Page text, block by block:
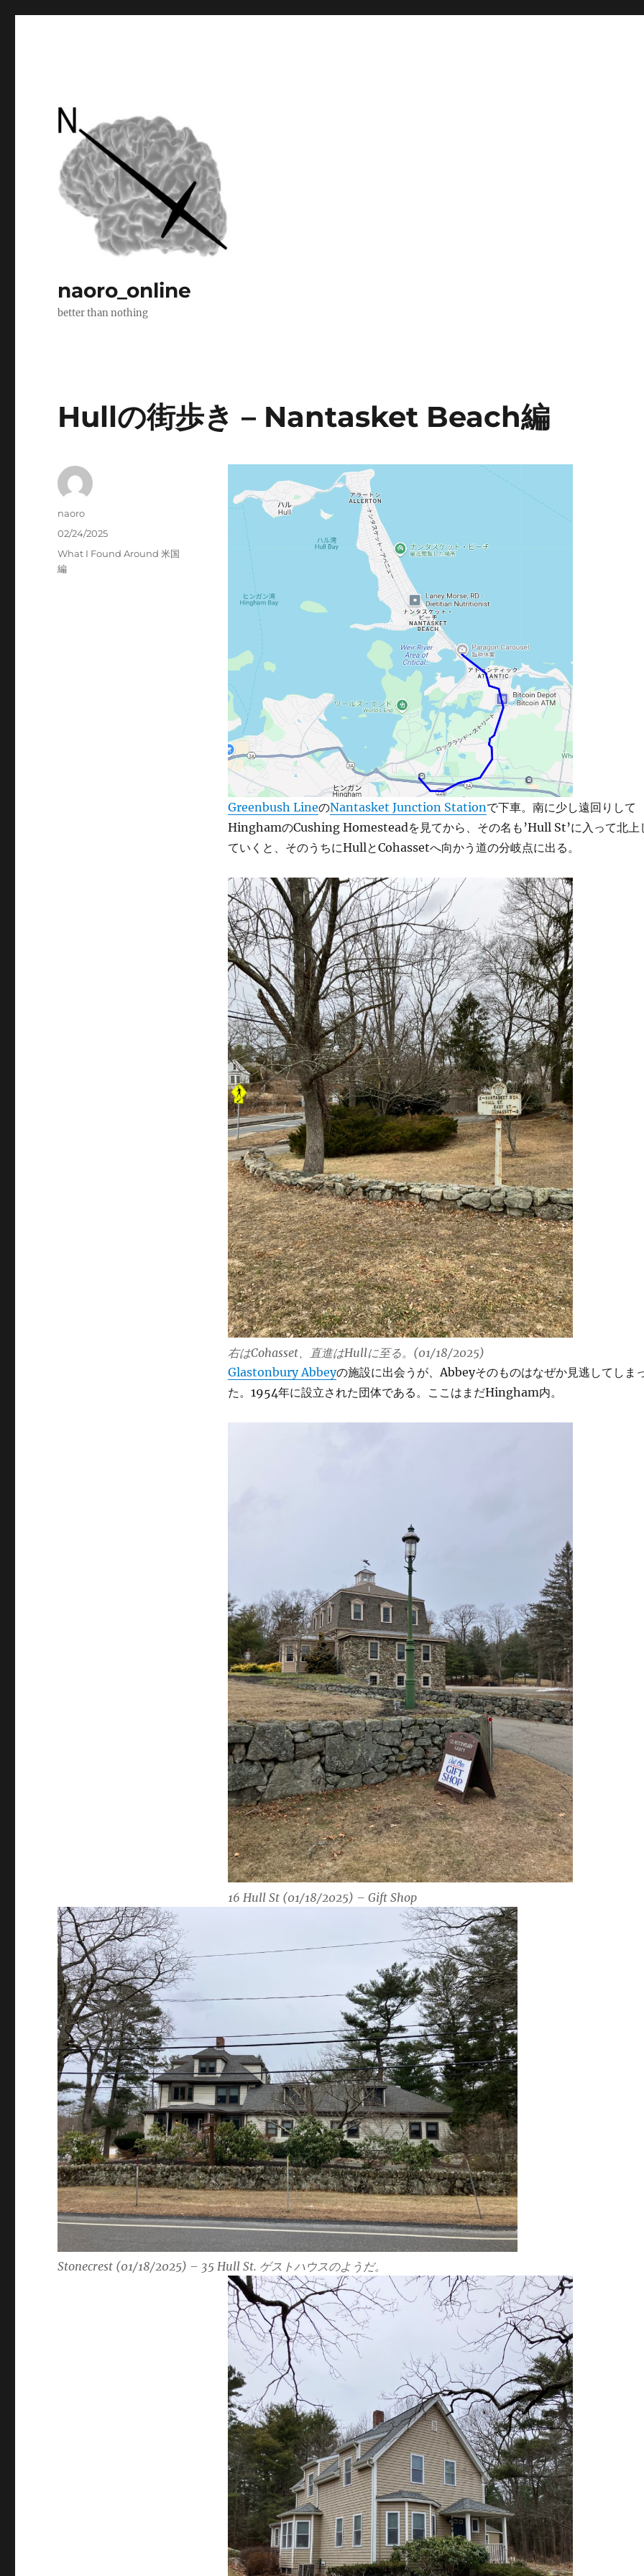
naoro_online
better than nothing
Hullの街歩き – Nantasket Beach編
Greenbush LineのNantasket Junction Stationで下車。南に少し遠回りして
HinghamのCushing Homesteadを見てから、その名も’Hull St’に入って北上
ていくと、そのうちにHullとCohassetへ向かう道の分岐点に出る。
右はCohasset、直進はHullに至る。(01/18/2025)
Glastonbury Abbeyの施設に出会うが、Abbeyそのものはなぜか見逃してしま
た。1954年に設立された団体である。ここはまだHingham内。
16 Hull St (01/18/2025) – Gift Shop
Stonecrest (01/18/2025) – 35 Hull St. ゲストハウスのようだ。
Author
naoro
Posted
on
02/24/2025
Categories
What I Found Around 米国
編